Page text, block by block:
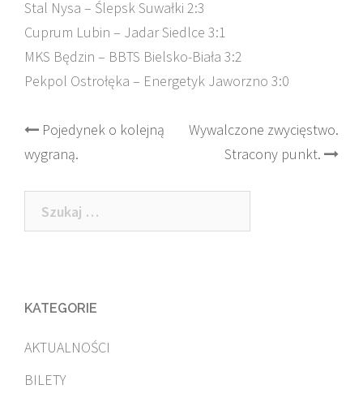
Stal Nysa – Ślepsk Suwałki 2:3
Cuprum Lubin – Jadar Siedlce 3:1
MKS Będzin – BBTS Bielsko-Biała 3:2
Pekpol Ostrołęka – Energetyk Jaworzno 3:0
Post
navigation
Pojedynek o kolejną
wygraną.
Wywalczone zwycięstwo.
Stracony punkt.
Szukaj:
KATEGORIE
AKTUALNOŚCI
BILETY